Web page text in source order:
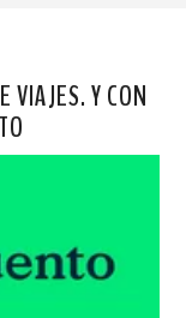
VIAJES. Y CON